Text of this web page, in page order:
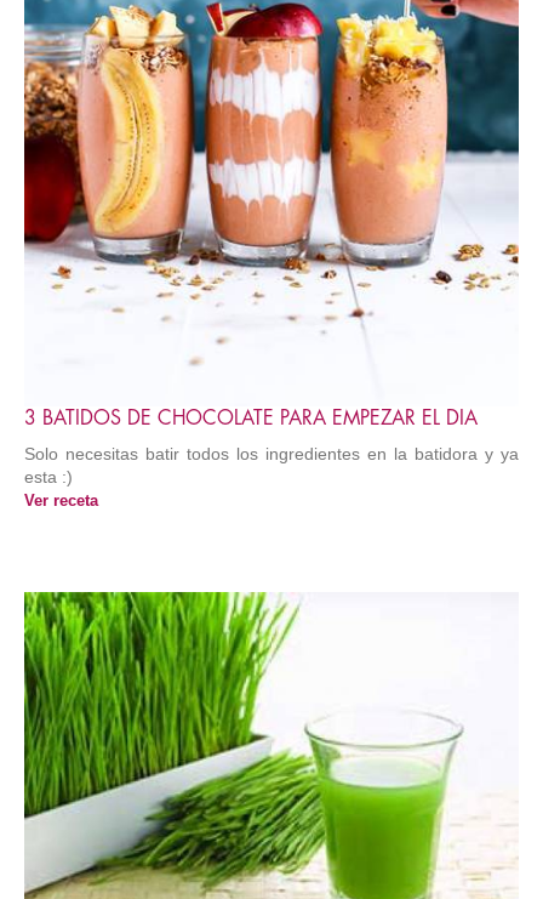
3 BATIDOS DE CHOCOLATE PARA EMPEZAR EL DIA
Solo necesitas batir todos los ingredientes en la batidora y ya
esta :)
Ver receta